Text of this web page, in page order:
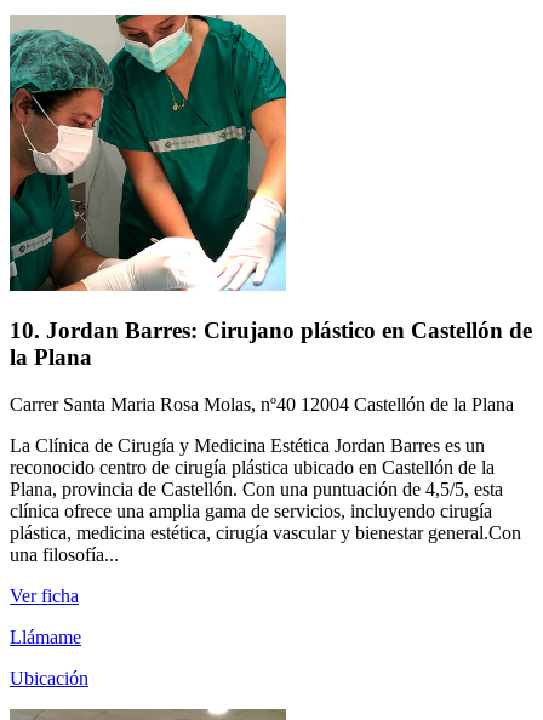
10. Jordan Barres: Cirujano plástico en Castellón de
la Plana
Carrer Santa Maria Rosa Molas, nº40 12004 Castellón de la Plana
La Clínica de Cirugía y Medicina Estética Jordan Barres es un
reconocido centro de cirugía plástica ubicado en Castellón de la
Plana, provincia de Castellón. Con una puntuación de 4,5/5, esta
clínica ofrece una amplia gama de servicios, incluyendo cirugía
plástica, medicina estética, cirugía vascular y bienestar general.Con
una filosofía...
Ver ficha
Llámame
Ubicación